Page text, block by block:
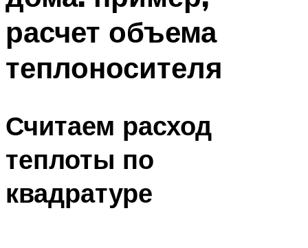
расчет объема
теплоносителя
Считаем расход
теплоты по
квадратуре